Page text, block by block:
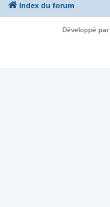
Index du forum
Développé par